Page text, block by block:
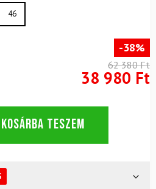
46
-38%
62 380 Ft
38 980 Ft
KOSÁRBA TESZEM